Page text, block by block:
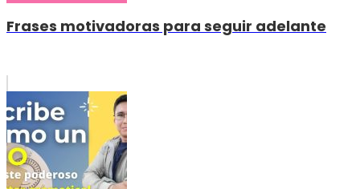
Frases motivadoras para seguir adelante